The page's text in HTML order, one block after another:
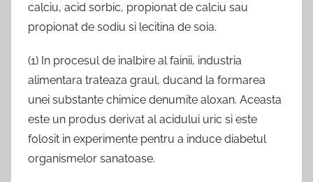
calciu, acid sorbic, propionat de calciu sau
propionat de sodiu si lecitina de soia.
(1) In procesul de inalbire al fainii, industria
alimentara trateaza graul, ducand la formarea
unei substante chimice denumite aloxan. Aceasta
este un produs derivat al acidului uric si este
folosit in experimente pentru a induce diabetul
organismelor sanatoase.